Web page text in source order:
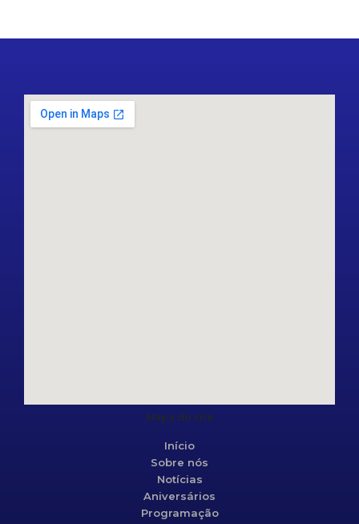
Mapa do site
Início
Sobre nós
Notícias
Aniversários
Programação